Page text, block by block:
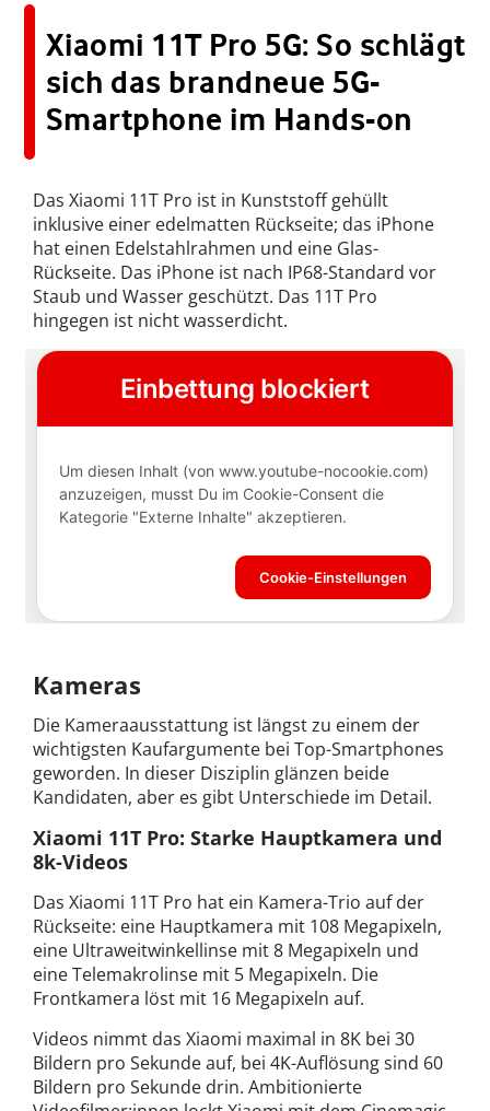
Xiaomi 11T Pro 5G: So schlägt
sich das brandneue 5G-
Smartphone im Hands-on
Das Xiaomi 11T Pro ist in Kunststoff gehüllt
inklusive einer edelmatten Rückseite; das iPhone
hat einen Edelstahlrahmen und eine Glas-
Rückseite. Das iPhone ist nach IP68-Standard vor
Staub und Wasser geschützt. Das 11T Pro
hingegen ist nicht wasserdicht.
Kameras
Die Kameraausstattung ist längst zu einem der
wichtigsten Kaufargumente bei Top-Smartphones
geworden. In dieser Disziplin glänzen beide
Kandidaten, aber es gibt Unterschiede im Detail.
Xiaomi 11T Pro: Starke Hauptkamera und
8k-Videos
Das Xiaomi 11T Pro hat ein Kamera-Trio auf der
Rückseite: eine Hauptkamera mit 108 Megapixeln,
eine Ultraweitwinkellinse mit 8 Megapixeln und
eine Telemakrolinse mit 5 Megapixeln. Die
Frontkamera löst mit 16 Megapixeln auf.
Videos nimmt das Xiaomi maximal in 8K bei 30
Bildern pro Sekunde auf, bei 4K-Auflösung sind 60
Bildern pro Sekunde drin. Ambitionierte